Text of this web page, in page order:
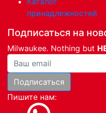
принадлежностей
Подписаться на
Milwaukee. Nothing but
Ваша почта
Подписаться
Пишите нам: